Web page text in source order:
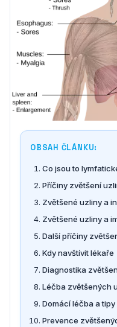
OBSAH ČLÁNKU:
Co jsou to
Příčiny zvětšení
Zvětšené uzliny a
Zvětšené uzliny a
Další příčiny
Kdy navštívit lékaře
Diagnostika
Léčba zvětšených
Domácí léčba a tipy
Prevence